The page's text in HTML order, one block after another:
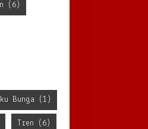
(6)
Bunga (1)
Tren (6)